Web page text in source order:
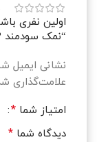
اولین نفری
“نمک سودمند 2 کیلویی پارچه ای 5 عددی”
نشانی ایمیل
علامت‌گذاری
امتیاز شما *
دیدگاه شما *